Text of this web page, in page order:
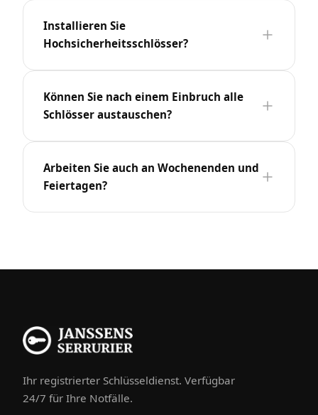
Installieren Sie
Hochsicherheitsschlösser?
Können Sie nach einem Einbruch alle
Schlösser austauschen?
Arbeiten Sie auch an Wochenenden und
Feiertagen?
Ihr registrierter Schlüsseldienst. Verfügbar
24/7 für Ihre Notfälle.